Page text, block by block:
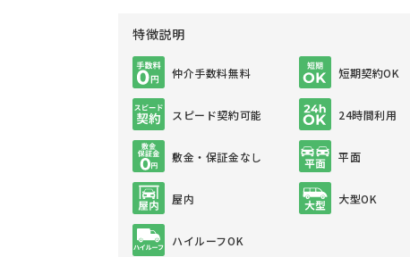
特徴説明
仲介手数料無料 短期契約OK
スピード契約可能 24時間利用
敷金・保証金なし 平面
屋内 大型OK
ハイルーフOK